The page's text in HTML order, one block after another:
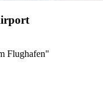
Flughafen"